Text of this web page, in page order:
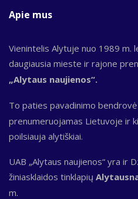
Apie mus
Vienintelis Alytuje nuo 1989 m.
daugiausia mieste ir rajone
„Alytaus naujienos“.
To paties pavadinimo
prenumeruojamas Lietuvoje ir
poilsiauja alytiškiai.
UAB „Alytaus naujienos“ yra ir
žiniasklaidos tinklapių
m.